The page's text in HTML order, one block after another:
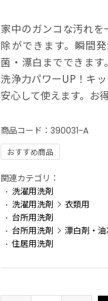
家中のガンコな汚れ
除ができます。瞬間
菌・漂白までできます
洗浄力パワーUP！キ
安心して使えます。お
商品コード：390031-A
おすすめ商品
関連カテゴリ：
洗濯用洗剤
洗濯用洗剤
衣類用
台所用洗剤
台所用洗剤
漂白剤・
住居用洗剤